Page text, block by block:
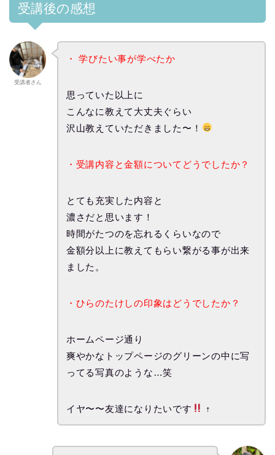
受講後の感想
受講者さん
・ 学びたい事が学べたか
思っていた以上に
こんなに教えて大丈夫ぐらい
沢山教えていただきました〜！
・受講内容と金額についてどうでしたか？
とても充実した内容と
濃さだと思います！
時間がたつのを忘れるくらいなので
金額分以上に教えてもらい繋がる事が出来
ました。
・ひらのたけしの印象はどうでしたか？
ホームページ通り
爽やかなトップページのグリーンの中に写
ってる写真のような…笑
イヤ〜〜友達になりたいです ↑